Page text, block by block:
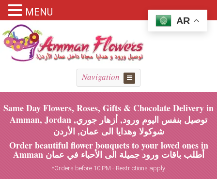
Navigation
Same Day Flowers, Roses, Gifts & Chocolate Delivery in
Amman, Jordan توصيل بنفس اليوم ورود, أزهار جوري,
شوكولا وهدايا الى عمان, الأردن
Order beautiful flower bouquets to your loved ones in
Amman أطلب باقات ورود جميلة الى الأحباء في عمان
*Orders before 10 PM - Restrictions apply
AR
MENU